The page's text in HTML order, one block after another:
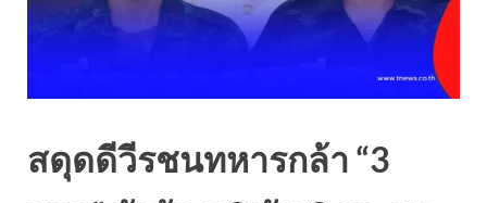
สดุดดีวีรชนทหารกล้า “3